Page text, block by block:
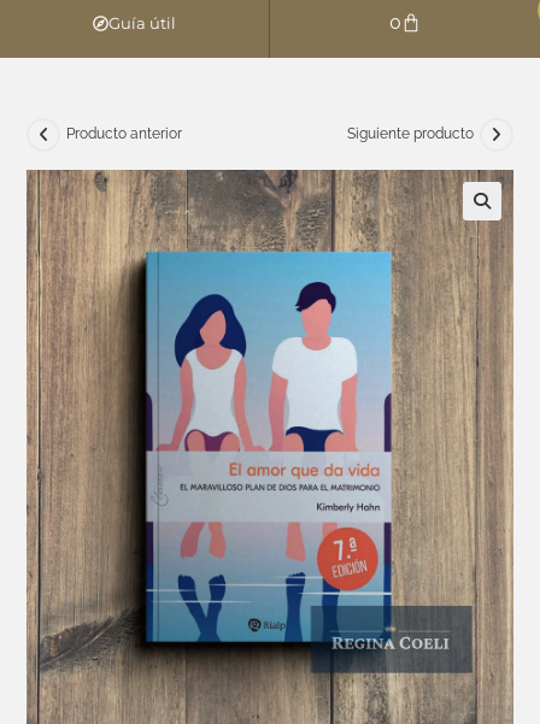
Guía útil 0
Producto anterior Siguiente producto